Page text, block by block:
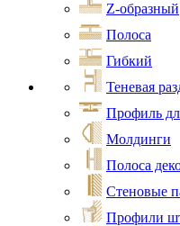
Z-образный
Полоса
Гибкий
Теневая
Профиль
Молдинги
Полоса
Стеновые
Профили